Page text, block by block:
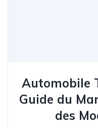
Automobile
Guide du
des